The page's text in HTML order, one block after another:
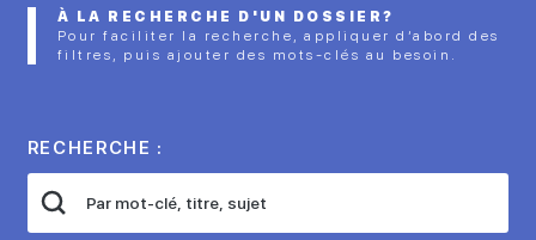
À LA RECHERCHE D'UN DOSSIER?
Pour faciliter la recherche, appliquer d’abord des
filtres, puis ajouter des mots-clés au besoin.
RECHERCHE :